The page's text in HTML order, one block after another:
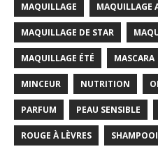
MAQUILLAGE MAQUILLAGE
MAQUILLAGE DE STAR
MAQUILLAGE ÉTÉ MASCARA
MINCEUR NUTRITION
PARFUM PEAU SENSIBLE
ROUGE À LÈVRES